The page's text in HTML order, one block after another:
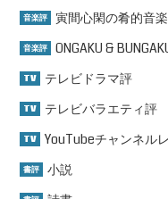
音楽評 寅間心閑の肴的音
音楽評 ONGAKU &
TV テレビドラマ評
TV テレビバラエティ評
TV YouTubeチャンネル
書評 小説